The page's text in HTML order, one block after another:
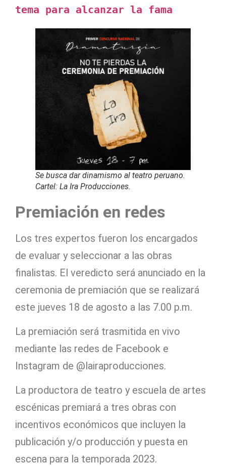
tema para alcanzar la fama
Se busca dar dinamismo al teatro peruano.
Cartel: La Ira Producciones.
Premiación en redes
Los tres expertos fueron los encargados
de evaluar y seleccionar a las obras
finalistas. El veredicto será anunciado en la
ceremonia de premiación que se realizará
este jueves 18 de agosto a las 7.00 p.m.
La premiación será trasmitida en vivo
mediante las redes de Facebook e
Instagram de @lairaproducciones.
La productora de teatro y escuela de artes
escénicas premiará a tres obras con
incentivos económicos que incluyen la
publicación y/o producción y puesta en
escena para la temporada 2023.